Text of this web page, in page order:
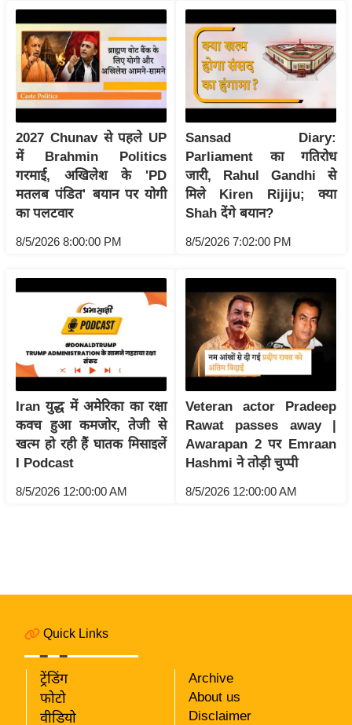
र
रा
शि
फ
ल
वि
शे
ष
वि
श्ले
ष
ण
u
c
k
L
k
न
भा
चु
ना
2027 Chunav से पहले UP
में Brahmin Politics
गरमाई, अखिलेश के 'PD
मतलब पंडित' बयान पर योगी
का पलटवार
8/5/2026 8:00:00 PM
Sansad Diary:
Parliament का गतिरोध
जारी, Rahul Gandhi से
मिले Kiren Rijiju; क्या
Shah देंगे बयान?
8/5/2026 7:02:00 PM
Iran युद्ध में अमेरिका का रक्षा
कवच हुआ कमजोर, तेजी से
खत्म हो रही हैं घातक मिसाइलें
I Podcast
8/5/2026 12:00:00 AM
Veteran actor Pradeep
Rawat passes away |
Awarapan 2 पर Emraan
Hashmi ने तोड़ी चुप्पी
8/5/2026 12:00:00 AM
Quick Links
ट्रेंडिंग
फोटो
वीडियो
Archive
About us
Disclaimer